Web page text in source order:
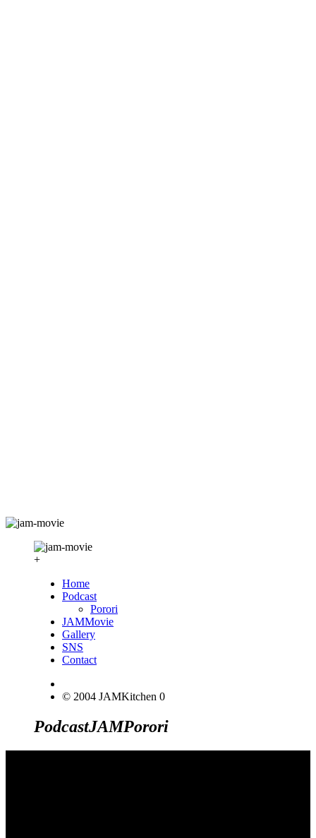
+
Home
Podcast
Porori
JAMMovie
Gallery
SNS
Contact
© 2004 JAMKitchen 0
PodcastJAMPorori